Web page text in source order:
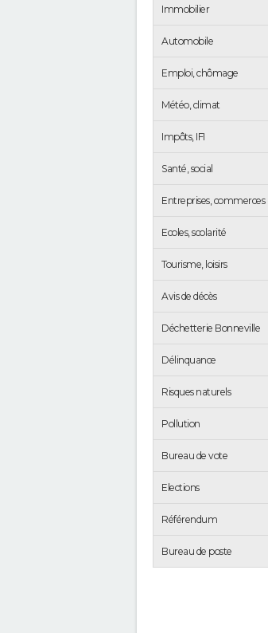
Immobilier
Automobile
Emploi, chômage
Météo, climat
Impôts, IFI
Santé, social
Entreprises, commerces
Ecoles, scolarité
Tourisme, loisirs
Avis de décès
Déchetterie Bonneville
Délinquance
Risques naturels
Pollution
Bureau de vote
Elections
Référendum
Bureau de poste